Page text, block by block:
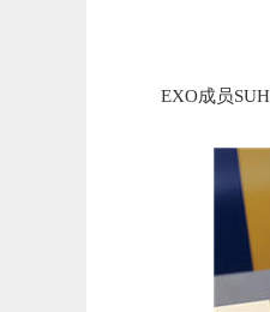
EXO成员